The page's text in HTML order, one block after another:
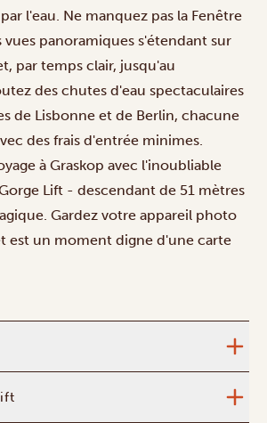
l'eau. Ne manquez pas la Fenêtre
vues panoramiques s'étendant sur
par temps clair, jusqu'au
des chutes d'eau spectaculaires
de Lisbonne et de Berlin, chacune
des frais d'entrée minimes.
à Graskop avec l'inoubliable
Lift - descendant de 51 mètres
Gardez votre appareil photo
est un moment digne d'une carte